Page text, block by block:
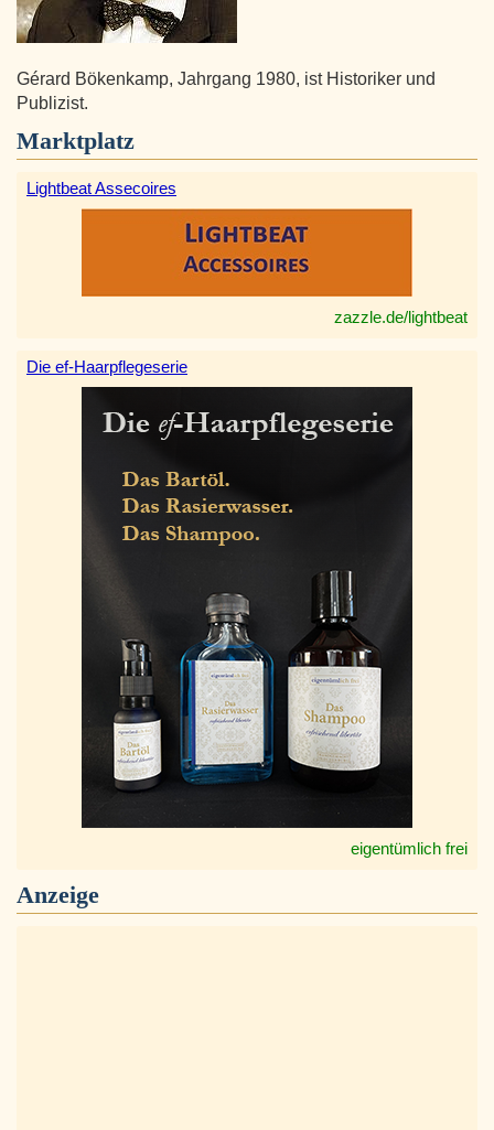
Gérard Bökenkamp, Jahrgang 1980, ist Historiker und
Publizist.
Marktplatz
Lightbeat Assecoires
zazzle.de/lightbeat
Die ef-Haarpflegeserie
eigentümlich frei
Anzeige